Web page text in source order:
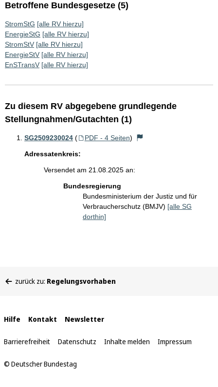
Betroffene Bundesgesetze (5)
StromStG [alle RV hierzu]
EnergieStG [alle RV hierzu]
StromStV [alle RV hierzu]
EnergieStV [alle RV hierzu]
EnSTransV [alle RV hierzu]
Zu diesem RV abgegebene grundlegende
Stellungnahmen/Gutachten (1)
SG2509230024 ( PDF - 4 Seiten)
Adressatenkreis:
Versendet am 21.08.2025 an:
Bundesregierung
Bundesministerium der Justiz und für
Verbraucherschutz (BMJV) [alle SG
dorthin]
befinden
zurück zu: Regelungsvorhaben
Interne
Links
Hilfe Kontakt Newsletter
Barrierefreiheit Datenschutz Inhalte melden Impressum
© Deutscher Bundestag